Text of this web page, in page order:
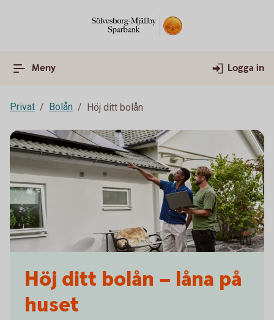
Meny Logga in
Privat Bolån Höj ditt bolån
Höj ditt bolån – låna på
huset